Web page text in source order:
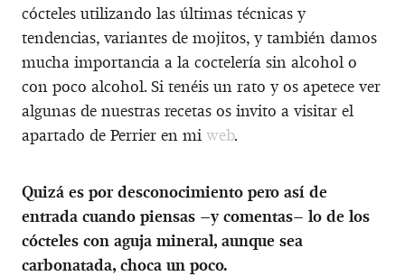
cócteles utilizando las últimas técnicas y
tendencias, variantes de mojitos, y también damos
mucha importancia a la coctelería sin alcohol o
con poco alcohol. Si tenéis un rato y os apetece ver
algunas de nuestras recetas os invito a visitar el
apartado de Perrier en mi web.
Quizá es por desconocimiento pero así de
entrada cuando piensas –y comentas– lo de los
cócteles con aguja mineral, aunque sea
carbonatada, choca un poco.